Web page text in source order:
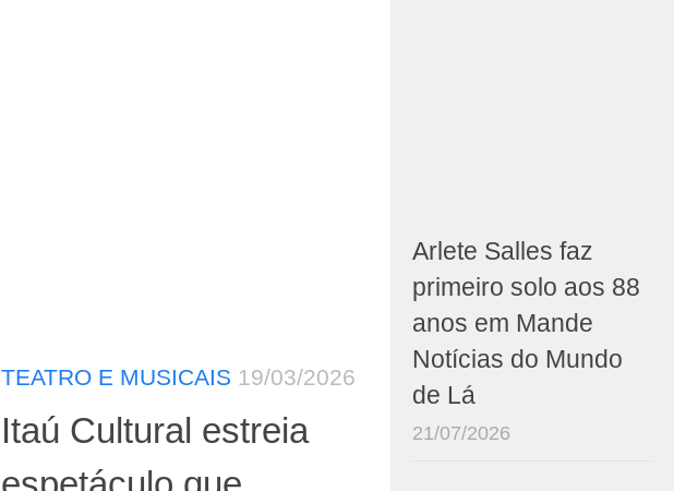
TEATRO E MUSICAIS 19/03/2026
Itaú Cultural estreia
Arlete Salles faz
primeiro solo aos 88
anos em Mande
Notícias do Mundo
de Lá
21/07/2026